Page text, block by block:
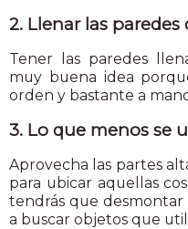
2. Llenar las paredes
Tener las paredes
muy buena idea
orden y bastante a
3. Lo que menos se
Aprovecha las partes
para ubicar aquellas
tendrás que desmontar
a buscar objetos que